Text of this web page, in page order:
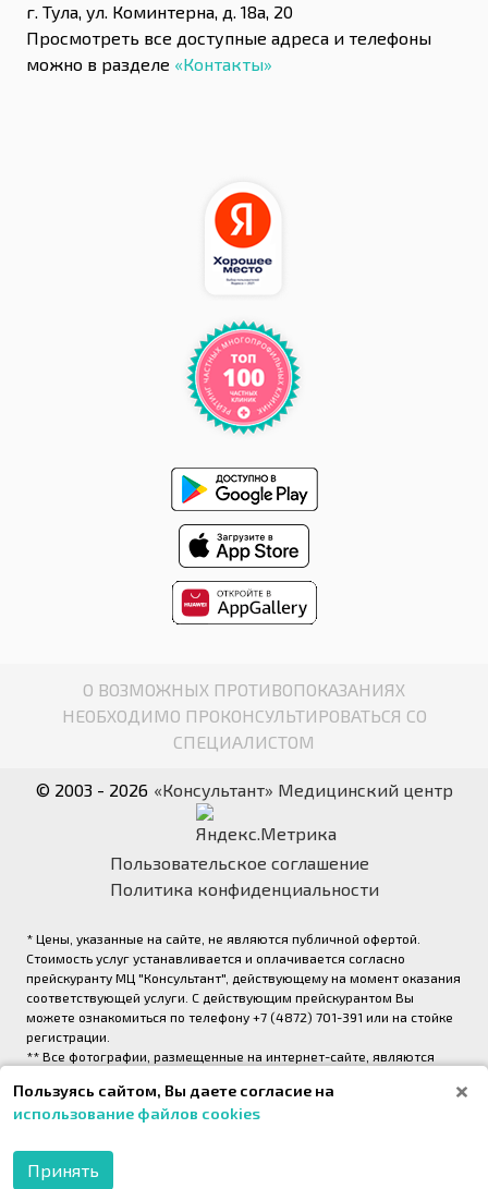
г. Тула, ул. Коминтерна, д. 18а, 20
Просмотреть все доступные адреса и телефоны
можно в разделе «Контакты»
О ВОЗМОЖНЫХ ПРОТИВОПОКАЗАНИЯХ
НЕОБХОДИМО ПРОКОНСУЛЬТИРОВАТЬСЯ СО
СПЕЦИАЛИСТОМ
© 2003 - 2026 «Консультант» Медицинский центр
Пользовательское соглашение
Политика конфиденциальности
* Цены, указанные на сайте, не являются публичной офертой.
Стоимость услуг устанавливается и оплачивается согласно
прейскуранту МЦ "Консультант", действующему на момент оказания
соответствующей услуги. С действующим прейскурантом Вы
можете ознакомиться по телефону +7 (4872) 701-391 или на стойке
регистрации.
** Все фотографии, размещенные на интернет-сайте, являются
«Консультант» (правообладатель ООО «Медрейд»)
Пользуясь сайтом, Вы даете согласие на
использование файлов cookies
Принять